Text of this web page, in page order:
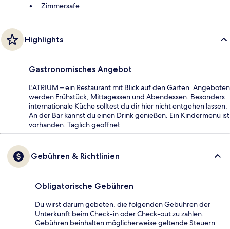
Zimmersafe
Highlights
Gastronomisches Angebot
L'ATRIUM – ein Restaurant mit Blick auf den Garten. Angeboten
werden Frühstück, Mittagessen und Abendessen. Besonders
internationale Küche solltest du dir hier nicht entgehen lassen.
An der Bar kannst du einen Drink genießen. Ein Kindermenü ist
vorhanden. Täglich geöffnet
Gebühren & Richtlinien
Obligatorische Gebühren
Du wirst darum gebeten, die folgenden Gebühren der
Unterkunft beim Check-in oder Check-out zu zahlen.
Gebühren beinhalten möglicherweise geltende Steuern: